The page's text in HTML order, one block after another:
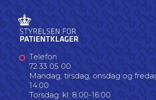
Telefon
72 33 05 00
Mandag, tirsdag, onsdag og
14.00
Torsdag: kl. 8.00-16.00